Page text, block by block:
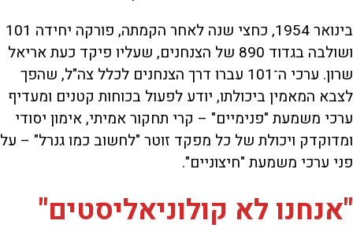
בינואר 1954, כחצי שנה לאחר הקמתה, פורקה יחידה 101
ושולבה בגדוד 890 של הצנחנים, שעליו פיקד כעת אריאל
שרון. ערכי ה־101 עברו דרך הצנחנים לכלל צה"ל, שהפך
לצבא המאמין ביכולתו, יודע לפעול בכוחות קטנים ומעדיף
ערכי משמעת "פנימיים" – קרי תחקור אמיתי, אימון יסודי
ומדוקדק ויכולת של כל מפקד זוטר "לחשוב כמו גנרל" – על
פני ערכי משמעת "חיצוניים".
"אנחנו לא קולוניאליסטים"